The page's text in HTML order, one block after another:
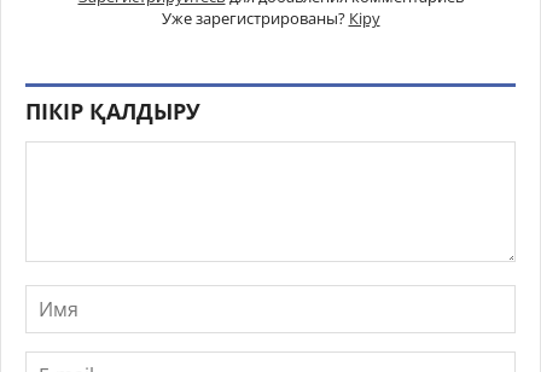
Уже зарегистрированы? Кіру
ПІКІР ҚАЛДЫРУ